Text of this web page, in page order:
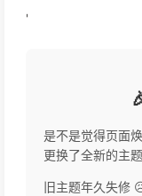
'
是不是觉得页面
更换了全新的主题
旧主题年久失修